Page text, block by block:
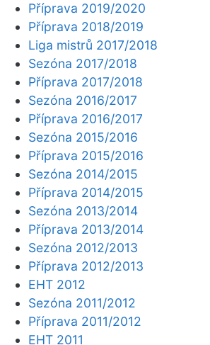
Příprava 2019/2020
Příprava 2018/2019
Liga mistrů 2017/2018
Sezóna 2017/2018
Příprava 2017/2018
Sezóna 2016/2017
Příprava 2016/2017
Sezóna 2015/2016
Příprava 2015/2016
Sezóna 2014/2015
Příprava 2014/2015
Sezóna 2013/2014
Příprava 2013/2014
Sezóna 2012/2013
Příprava 2012/2013
EHT 2012
Sezóna 2011/2012
Příprava 2011/2012
EHT 2011